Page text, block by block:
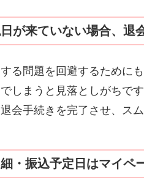
が来ていない場合、退
る問題を回避するために
しまうと見落としがちで
会手続きを完了させ、ス
・振込予定日はマイペ